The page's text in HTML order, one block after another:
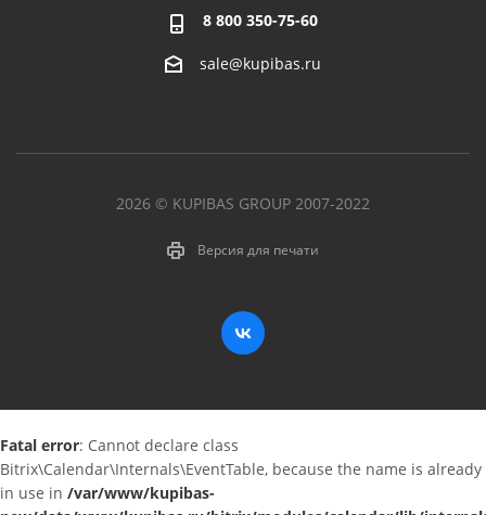
8 800 350-75-60
sale@kupibas.ru
2026 © KUPIBAS GROUP 2007-2022
Версия для печати
Fatal error: Cannot declare class
Bitrix\Calendar\Internals\EventTable, because the name is already
in use in /var/www/kupibas-